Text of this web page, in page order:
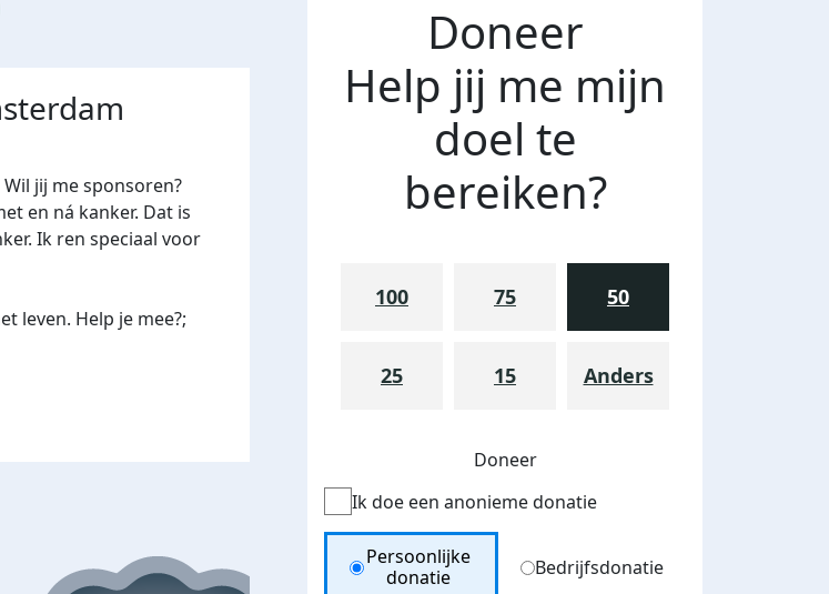
jij me sponsoren?
en ná kanker. Dat is
Ik ren speciaal voor
leven. Help je mee?;
Doneer
Help jij me mijn
doel te
bereiken?
100 75 50
25 15 Anders
Doneer
Ik doe een anonieme donatie
Donation Type
Persoonlijke
donatie
Bedrijfsdonatie